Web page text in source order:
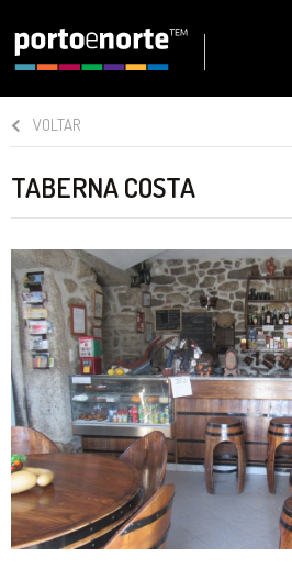
VOLTAR
TABERNA COSTA